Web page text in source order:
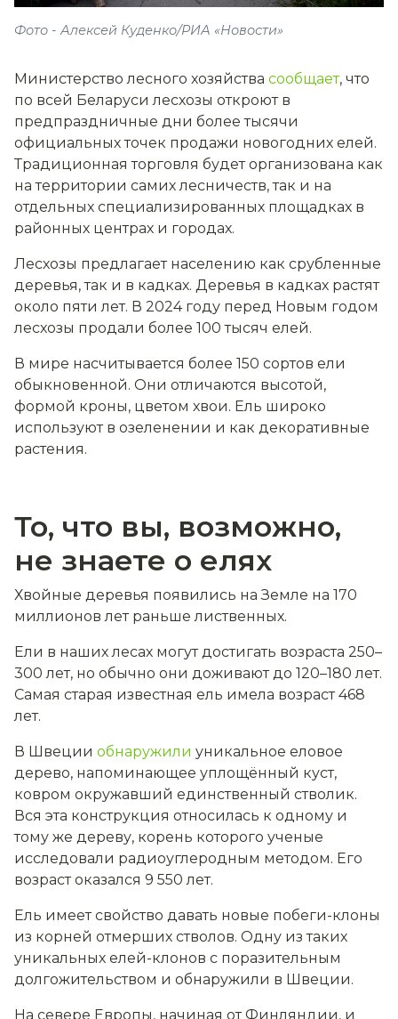
Фото - Алексей Куденко/РИА «Новости»
Министерство лесного хозяйства сообщает, что
по всей Беларуси лесхозы откроют в
предпраздничные дни более тысячи
официальных точек продажи новогодних елей.
Традиционная торговля будет организована как
на территории самих лесничеств, так и на
отдельных специализированных площадках в
районных центрах и городах.
Лесхозы предлагает населению как срубленные
деревья, так и в кадках. Деревья в кадках растят
около пяти лет. В 2024 году перед Новым годом
лесхозы продали более 100 тысяч елей.
В мире насчитывается более 150 сортов ели
обыкновенной. Они отличаются высотой,
формой кроны, цветом хвои. Ель широко
используют в озеленении и как декоративные
растения.
То, что вы, возможно,
не знаете о елях
Хвойные деревья появились на Земле на 170
миллионов лет раньше лиственных.
Ели в наших лесах могут достигать возраста 250–
300 лет, но обычно они доживают до 120–180 лет.
Самая старая известная ель имела возраст 468
лет.
В Швеции обнаружили уникальное еловое
дерево, напоминающее уплощённый куст,
ковром окружавший единственный стволик.
Вся эта конструкция относилась к одному и
тому же дереву, корень которого ученые
исследовали радиоуглеродным методом. Его
возраст оказался 9 550 лет.
Ель имеет свойство давать новые побеги-клоны
из корней отмерших стволов. Одну из таких
уникальных елей-клонов с поразительным
долгожительством и обнаружили в Швеции.
На севере Европы, начиная от Финляндии, и